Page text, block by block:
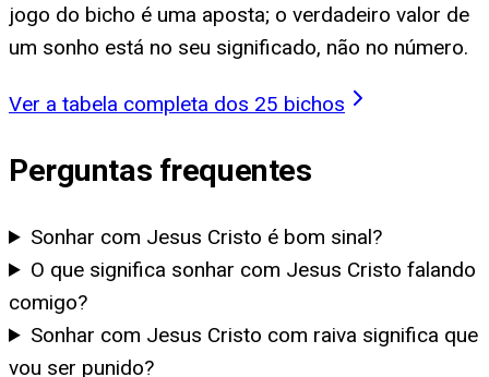
jogo do bicho é uma aposta; o verdadeiro valor de
um sonho está no seu significado, não no número.
Ver a tabela completa dos 25 bichos
Perguntas frequentes
Sonhar com Jesus Cristo é bom sinal?
O que significa sonhar com Jesus Cristo falando
comigo?
Sonhar com Jesus Cristo com raiva significa que
vou ser punido?